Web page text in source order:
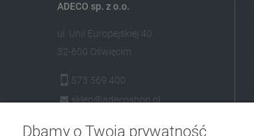
ADECO sp. z o.o.
ul. Unii Europejskiej 40
32-600 Oświęcim
573 569 400
sklep@adecoshop.pl
Dbamy o Twoją prywatność